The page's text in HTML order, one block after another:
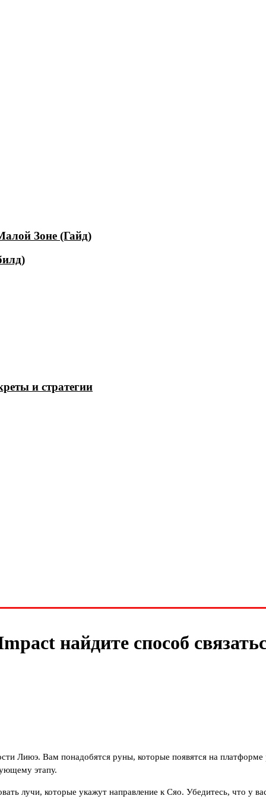
Зоне (Гайд)
и стратегии
найдите способ
Лиюэ. Вам понадобятся руны, которые появятся на платформе
этапу.
лучи, которые укажут направление к Сяо. Убедитесь, что у